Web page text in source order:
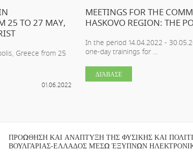
25 TO 27 MAY,
Greece from 25
01.06.2022
MEETINGS FOR THE
HASKOVO REGION: THE
In the period 14.04.2022 -
one-day trainings for ...
ΔΙΆΒΑΣΕ
ΠΡΟΩΘΗΣΗ ΚΑΙ ΑΝΑΠΤΥΞΗ ΤΗΣ ΦΥΣΙΚΗΣ ΚΑΙ
ΒΟΥΛΓΑΡΙΑΣ-ΕΛΛΑΔΟΣ ΜΈΣΩ ΈΞΥΠΝΩΝ